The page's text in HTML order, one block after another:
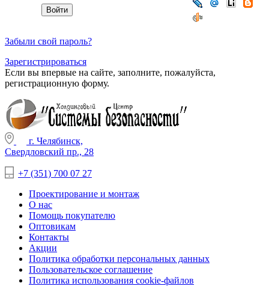
Забыли свой пароль?
Зарегистрироваться
Если вы впервые на сайте, заполните, пожалуйста,
регистрационную форму.
г. Челябинск,
Свердловский пр., 28
+7 (351) 700 07 27
Проектирование и монтаж
О нас
Помощь покупателю
Оптовикам
Контакты
Акции
Политика обработки персональных данных
Пользовательское соглашение
Политика использования cookie-файлов